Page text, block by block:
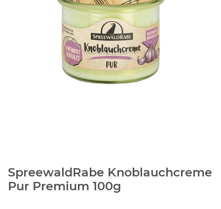
SpreewaldRabe Knoblauchcreme
Pur Premium 100g